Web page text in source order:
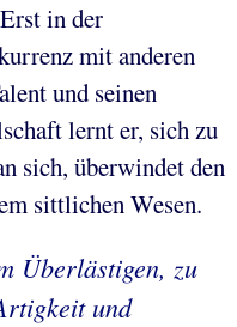
in der
mit anderen
und seinen
lernt er, sich zu
sich, überwindet den
sittlichen Wesen.
Überlästigen, zu
und